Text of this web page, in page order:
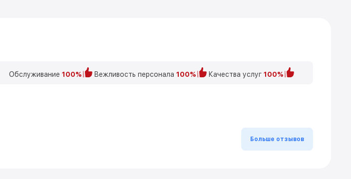
Обслуживание 100% Вежливость персонала 100% Качества услуг 100%
Больше отзывов